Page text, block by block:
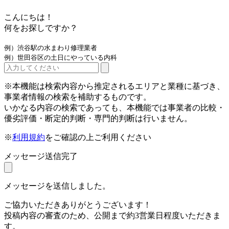
こんにちは！
何をお探しですか？
例）渋谷駅の水まわり修理業者
例）世田谷区の土日にやっている内科
※本機能は検索内容から推定されるエリアと業種に基づき、
事業者情報の検索を補助するものです。
いかなる内容の検索であっても、本機能では事業者の比較・
優劣評価・断定的判断・専門的判断は行いません。
※利用規約をご確認の上ご利用ください
メッセージ送信完了
メッセージを送信しました。
ご協力いただきありがとうございます！
投稿内容の審査のため、公開まで約3営業日程度いただきま
す。